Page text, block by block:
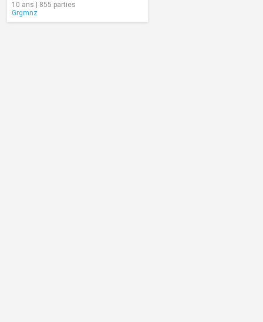
10 ans | 855 parties
Grgmnz